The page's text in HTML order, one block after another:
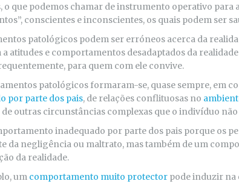
o que podemos chamar de instrumento operativo para
conscientes e inconscientes, os quais podem ser
patológicos podem ser erróneos acerca da
atitudes e comportamentos desadaptados da
para quem com ele convive.
patológicos formaram-se, quase sempre, em
por parte dos pais, de relações conflituosas no
outras circunstâncias complexas que o indivíduo
inadequado por parte dos pais porque os
da negligência ou maltrato, mas também de um
da realidade.
um comportamento muito protector pode induzir na